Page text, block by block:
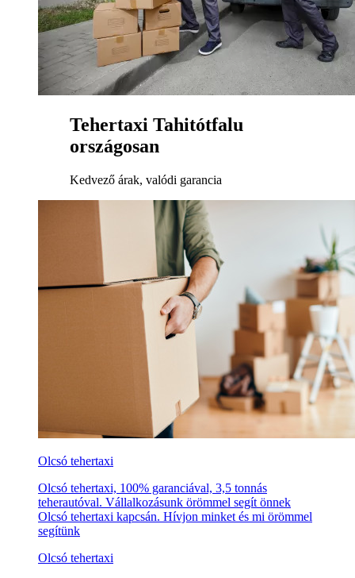
Tehertaxi Tahitótfalu
országosan
Kedvező árak, valódi garancia
Olcsó tehertaxi
Olcsó tehertaxi, 100% garanciával, 3,5 tonnás
teherautóval. Vállalkozásunk örömmel segít önnek
Olcsó tehertaxi kapcsán. Hívjon minket és mi örömmel
segítünk
Olcsó tehertaxi